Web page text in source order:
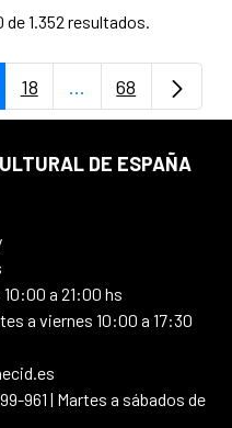
1.352 resultados.
Use TAB para
Página
18 ...PáginasPágina
68
DE ESPAÑA
a 21:00 hs
a viernes 10:00 a 17:30
961 | Martes a sábados de